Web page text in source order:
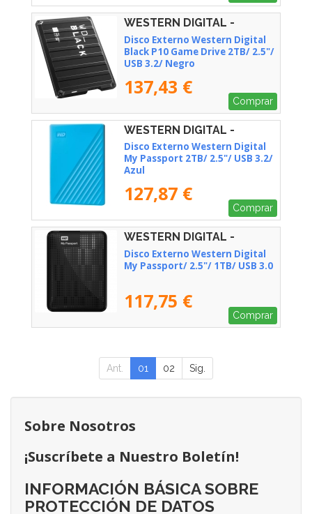
WESTERN DIGITAL -
WDBA2W0020BBK-WES1
Disco Externo Western Digital
Black P10 Game Drive 2TB/ 2.5"/
USB 3.2/ Negro
137,43 €
Comprar
WESTERN DIGITAL -
WDBYVG0020BBL-WESN
Disco Externo Western Digital
My Passport 2TB/ 2.5"/ USB 3.2/
Azul
127,87 €
Comprar
WESTERN DIGITAL -
WDBYVG0010BBK-WESN
Disco Externo Western Digital
My Passport/ 2.5"/ 1TB/ USB 3.0
117,75 €
Comprar
Ant. 01 02 Sig.
Sobre Nosotros
¡Suscríbete a Nuestro Boletín!
INFORMACIÓN BÁSICA SOBRE
PROTECCIÓN DE DATOS